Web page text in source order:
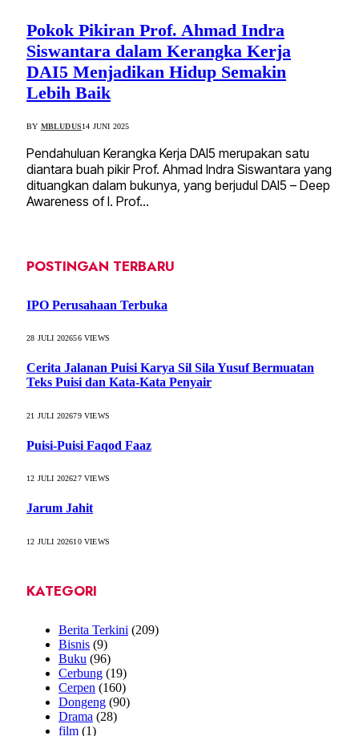
Pokok Pikiran Prof. Ahmad Indra
Siswantara dalam Kerangka Kerja
DAI5 Menjadikan Hidup Semakin
Lebih Baik
BY MBLUDUS14 JUNI 2025
Pendahuluan Kerangka Kerja DAI5 merupakan satu
diantara buah pikir Prof. Ahmad Indra Siswantara yang
dituangkan dalam bukunya, yang berjudul DAI5 – Deep
Awareness of I. Prof…
POSTINGAN TERBARU
IPO Perusahaan Terbuka
28 JULI 202656VIEWS
Cerita Jalanan Puisi Karya Sil Sila Yusuf Bermuatan
Teks Puisi dan Kata-Kata Penyair
21 JULI 202679VIEWS
Puisi-Puisi Faqod Faaz
12 JULI 202627VIEWS
Jarum Jahit
12 JULI 202610VIEWS
KATEGORI
Berita Terkini (209)
Bisnis (9)
Buku (96)
Cerbung (19)
Cerpen (160)
Dongeng (90)
Drama (28)
film (1)